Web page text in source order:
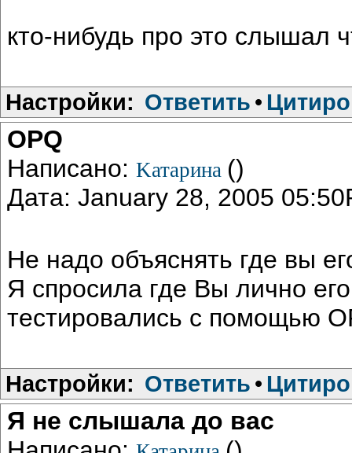
кто-нибудь про это слышал
Настройки: Ответить •
OPQ
Написано: Kатарина ()
Дата: January 28, 2005
Не надо объяснять где вы
Я спросила где Вы лично
тестировались с помощью
Настройки: Ответить •
Я не слышала до вас